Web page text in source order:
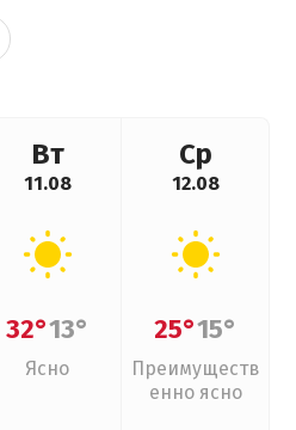
Вт
11.08
32°13°
Ясно
Ср
12.08
25°15°
Преимуществ
енно ясно